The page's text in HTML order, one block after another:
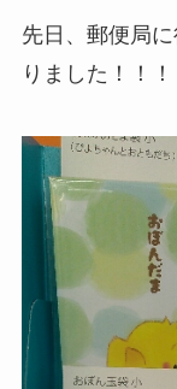
先日、郵便局
りました！！！